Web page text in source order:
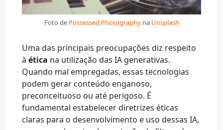
Foto de Possessed Photographyna Unsplash
Uma das principais preocupações diz respeito
à ética na utilização das IA generativas.
Quando mal empregadas, essas tecnologias
podem gerar conteúdo enganoso,
preconceituoso ou até perigoso. É
fundamental estabelecer diretrizes éticas
claras para o desenvolvimento e uso dessas IA,